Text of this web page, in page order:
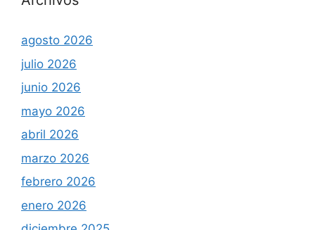
agosto 2026
julio 2026
junio 2026
mayo 2026
abril 2026
marzo 2026
febrero 2026
enero 2026